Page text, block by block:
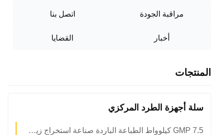
مراقبة الجودة اتصل بنا
أخبار القضايا
المنتجات
سلة أجهزة الطرد المركزي
GMP 7.5 كيلوواط الطباعة الباردة صناعة استخراج زيت CBD عاكس تشغيل